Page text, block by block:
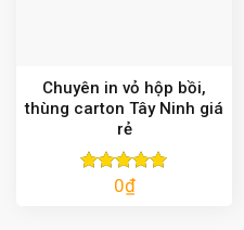
Chuyên in vỏ hộp bồi,
thùng carton Tây Ninh giá
rẻ
Được xếp
0₫